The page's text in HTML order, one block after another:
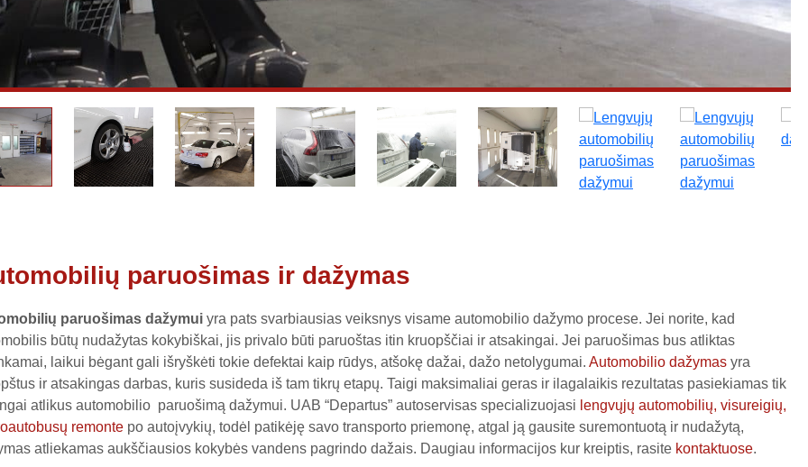
paruošimas ir dažymas
paruošimas dažymui yra pats svarbiausias veiksnys visame automobilio dažymo procese. Jei norite, kad
būtų nudažytas kokybiškai, jis privalo būti paruoštas itin kruopščiai ir atsakingai. Jei paruošimas bus atliktas
laikui bėgant gali išryškėti tokie defektai kaip rūdys, atšokę dažai, dažo netolygumai. Automobilio dažymas yra
ir atsakingas darbas, kuris susideda iš tam tikrų etapų. Taigi maksimaliai geras ir ilagalaikis rezultatas pasiekiamas tik
atlikus automobilio paruošimą dažymui. UAB “Departus” autoservisas specializuojasi lengvųjų automobilių, visureigių,
remonte po autoįvykių, todėl patikėję savo transporto priemonę, atgal ją gausite suremontuotą ir nudažytą,
atliekamas aukščiausios kokybės vandens pagrindo dažais. Daugiau informacijos kur kreiptis, rasite kontaktuose.